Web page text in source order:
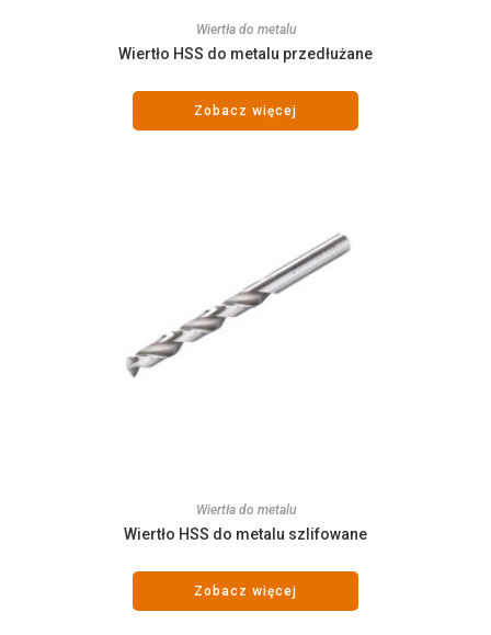
Wiertła do metalu
Wiertło HSS do metalu przedłużane
Zobacz więcej
Wiertła do metalu
Wiertło HSS do metalu szlifowane
Zobacz więcej